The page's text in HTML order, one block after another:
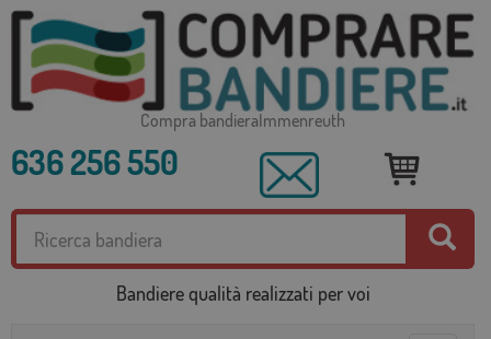
Compra bandieraImmenreuth
636 256 550
Bandiere qualità realizzati per voi